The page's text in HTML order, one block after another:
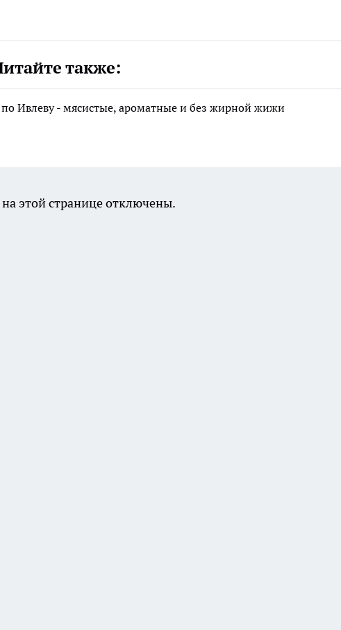
также:
Ивлеву - мясистые, ароматные и без жирной жижи
этой странице отключены.